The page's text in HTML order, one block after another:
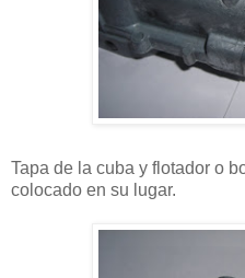
Tapa de la cuba y flotador o
colocado en su lugar.